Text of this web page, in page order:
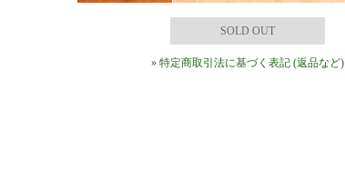
SOLD OUT
» 特定商取引法に基づく表記 (返品など)